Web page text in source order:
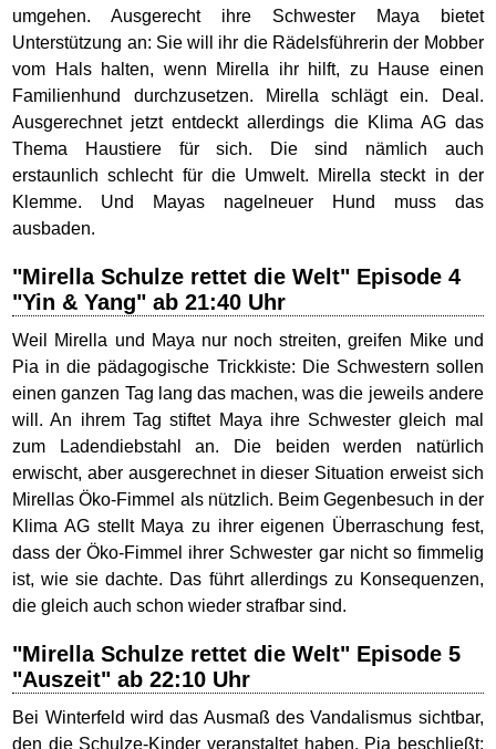
umgehen. Ausgerecht ihre Schwester Maya bietet
Unterstützung an: Sie will ihr die Rädelsführerin der Mobber
vom Hals halten, wenn Mirella ihr hilft, zu Hause einen
Familienhund durchzusetzen. Mirella schlägt ein. Deal.
Ausgerechnet jetzt entdeckt allerdings die Klima AG das
Thema Haustiere für sich. Die sind nämlich auch
erstaunlich schlecht für die Umwelt. Mirella steckt in der
Klemme. Und Mayas nagelneuer Hund muss das
ausbaden.
"Mirella Schulze rettet die Welt" Episode 4
"Yin & Yang" ab 21:40 Uhr
Weil Mirella und Maya nur noch streiten, greifen Mike und
Pia in die pädagogische Trickkiste: Die Schwestern sollen
einen ganzen Tag lang das machen, was die jeweils andere
will. An ihrem Tag stiftet Maya ihre Schwester gleich mal
zum Ladendiebstahl an. Die beiden werden natürlich
erwischt, aber ausgerechnet in dieser Situation erweist sich
Mirellas Öko-Fimmel als nützlich. Beim Gegenbesuch in der
Klima AG stellt Maya zu ihrer eigenen Überraschung fest,
dass der Öko-Fimmel ihrer Schwester gar nicht so fimmelig
ist, wie sie dachte. Das führt allerdings zu Konsequenzen,
die gleich auch schon wieder strafbar sind.
"Mirella Schulze rettet die Welt" Episode 5
"Auszeit" ab 22:10 Uhr
Bei Winterfeld wird das Ausmaß des Vandalismus sichtbar,
den die Schulze-Kinder veranstaltet haben. Pia beschließt: